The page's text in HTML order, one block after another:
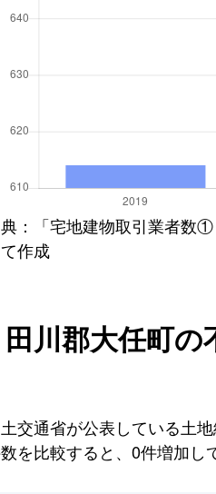
：「宅地建物取引業者数
作成
田川郡大任町
交通省が公表している土
を比較すると、0件増加し